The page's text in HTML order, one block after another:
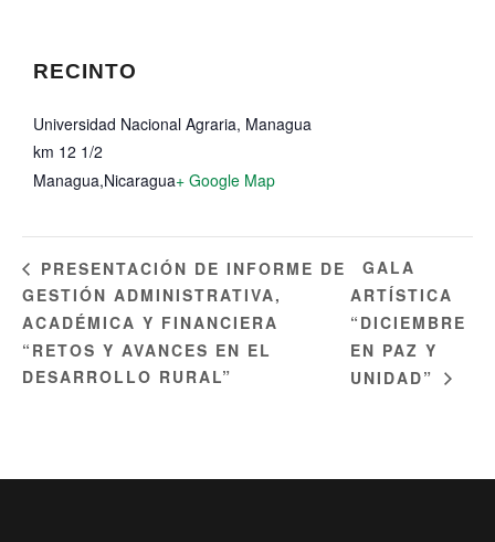
RECINTO
Universidad Nacional Agraria, Managua
km 12 1/2
Managua,Nicaragua+ Google Map
PRESENTACIÓN DE INFORME DE
GESTIÓN ADMINISTRATIVA,
ACADÉMICA Y FINANCIERA
“RETOS Y AVANCES EN EL
DESARROLLO RURAL”
GALA
ARTÍSTICA
“DICIEMBRE
EN PAZ Y
UNIDAD”